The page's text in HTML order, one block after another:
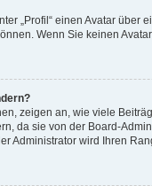
„Profil“ einen Avatar
Wenn Sie keinen
zeigen an, wie viele
da sie von der Board-
Administrator wird Ihren